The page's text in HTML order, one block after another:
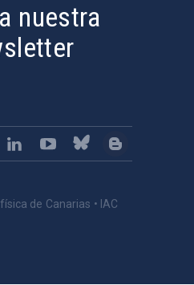
nuestra
de Canarias • IAC